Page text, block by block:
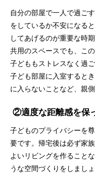
自分の部屋で一人で過ご
をしているか不安になる
してあげるのが重要な時
共用のスペースでも、こ
子どももストレスなく過
子ども部屋に入室すると
に入らないことなど、親
②適度な距離感を保
子どものプライバシーを
要です。帰宅後は必ず家
よいリビングを作ること
うな空間づくりをしましょ